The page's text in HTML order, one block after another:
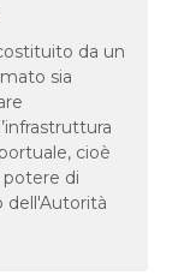
da un
sia
cioè
di
dell'Autorità